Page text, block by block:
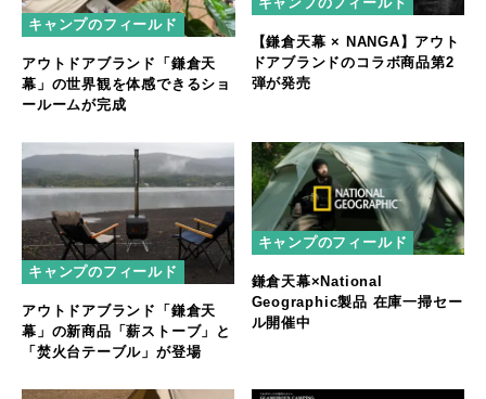
キャンプのフィールド
アウトドアブランド「鎌倉天
幕」の世界観を体感できるショ
ールームが完成
【鎌倉天幕 × NANGA】アウト
ドアブランドのコラボ商品第2
弾が発売
キャンプのフィールド
アウトドアブランド「鎌倉天
幕」の新商品「薪ストーブ」と
「焚火台テーブル」が登場
キャンプのフィールド
鎌倉天幕×National
Geographic製品 在庫一掃セー
ル開催中